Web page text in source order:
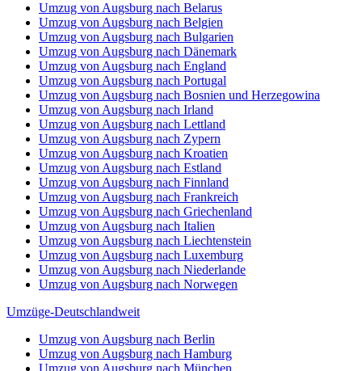
Umzug von Augsburg nach Belarus
Umzug von Augsburg nach Belgien
Umzug von Augsburg nach Bulgarien
Umzug von Augsburg nach Dänemark
Umzug von Augsburg nach England
Umzug von Augsburg nach Portugal
Umzug von Augsburg nach Bosnien und Herzegowina
Umzug von Augsburg nach Irland
Umzug von Augsburg nach Lettland
Umzug von Augsburg nach Zypern
Umzug von Augsburg nach Kroatien
Umzug von Augsburg nach Estland
Umzug von Augsburg nach Finnland
Umzug von Augsburg nach Frankreich
Umzug von Augsburg nach Griechenland
Umzug von Augsburg nach Italien
Umzug von Augsburg nach Liechtenstein
Umzug von Augsburg nach Luxemburg
Umzug von Augsburg nach Niederlande
Umzug von Augsburg nach Norwegen
Umzüge-Deutschlandweit
Umzug von Augsburg nach Berlin
Umzug von Augsburg nach Hamburg
Umzug von Augsburg nach München